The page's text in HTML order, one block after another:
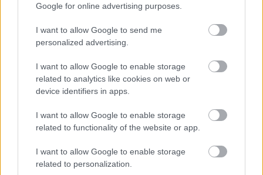
Google for online advertising purposes.
I want to allow Google to send me
personalized advertising.
I want to allow Google to enable storage
related to analytics like cookies on web or
device identifiers in apps.
I want to allow Google to enable storage
related to functionality of the website or app.
I want to allow Google to enable storage
related to personalization.
Hírlevél feliratkozás
Adja meg keresztnevét:
Adja
Megismertem és elfogadom aGDPR-szabályzatot
Nem szeretne lemaradni semmiről? Csak egy kattintás, és hírlevelünk a
legfrissebb információkkal és exkluzív tartalmakkal hétről hétre